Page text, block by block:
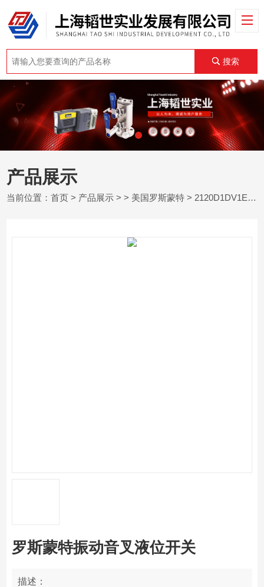
搜索
产品展示
当前位置：首页 > 产品展示 > > 美国罗斯蒙特 > 2120D1DV1E1XM0350Q4罗斯蒙特振动音叉液位开关
罗斯蒙特振动音叉液位开关
描述：